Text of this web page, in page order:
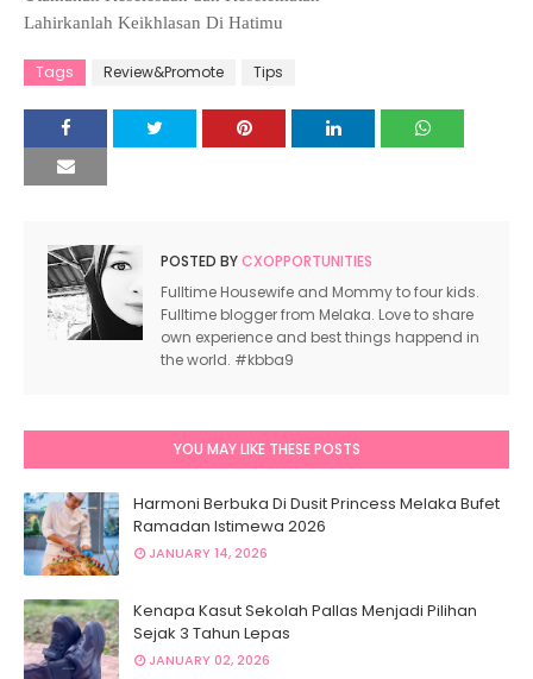
Lahirkanlah Keikhlasan Di Hatimu
Tags Review&Promote Tips
POSTED BYCXOPPORTUNITIES
Fulltime Housewife and Mommy to four kids.
Fulltime blogger from Melaka. Love to share
own experience and best things happend in
the world. #kbba9
YOU MAY LIKE THESE POSTS
Harmoni Berbuka Di Dusit Princess Melaka Bufet
Ramadan Istimewa 2026
JANUARY 14, 2026
Kenapa Kasut Sekolah Pallas Menjadi Pilihan
Sejak 3 Tahun Lepas
JANUARY 02, 2026